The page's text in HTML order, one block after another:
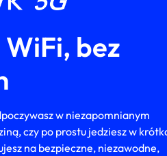
bez
w niezapomnianym
czy po prostu jedziesz w
na bezpieczne, niezawodne,